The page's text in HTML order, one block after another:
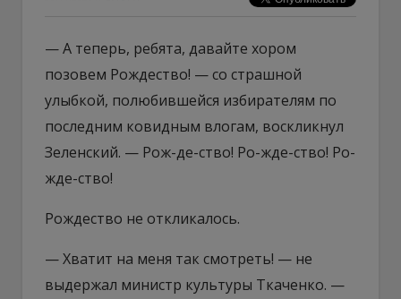
— А теперь, ребята, давайте хором
позовем Рождество! — со страшной
улыбкой, полюбившейся избирателям по
последним ковидным влогам, воскликнул
Зеленский. — Рож-де-ство! Ро-жде-ство! Ро-
жде-ство!
Рождество не откликалось.
— Хватит на меня так смотреть! — не
выдержал министр культуры Ткаченко. —